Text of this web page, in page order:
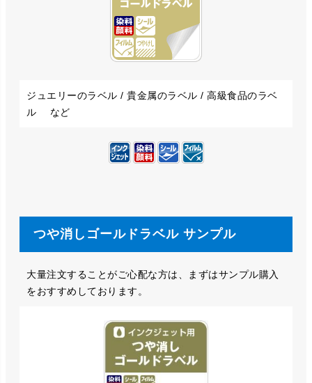
ジュエリーのラベル / 貴金属のラベル / 高級食品のラベ
ル など
つや消しゴールドラベル サンプル
大量注文することがご心配な方は、まずはサンプル購入
をおすすめしております。